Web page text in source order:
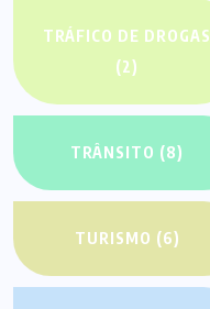
TRÁFICO DE DROGAS
(2)
TRÂNSITO (8)
TURISMO (6)